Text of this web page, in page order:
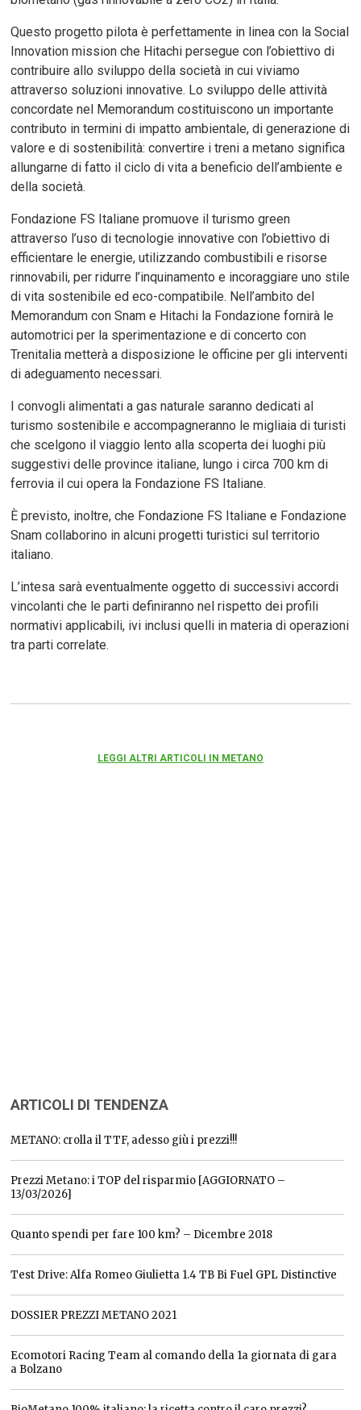
Questo progetto pilota è perfettamente in linea con la Social
Innovation mission che Hitachi persegue con l’obiettivo di
contribuire allo sviluppo della società in cui viviamo
attraverso soluzioni innovative. Lo sviluppo delle attività
concordate nel Memorandum costituiscono un importante
contributo in termini di impatto ambientale, di generazione di
valore e di sostenibilità: convertire i treni a metano significa
allungarne di fatto il ciclo di vita a beneficio dell’ambiente e
della società.
Fondazione FS Italiane promuove il turismo green
attraverso l’uso di tecnologie innovative con l’obiettivo di
efficientare le energie, utilizzando combustibili e risorse
rinnovabili, per ridurre l’inquinamento e incoraggiare uno stile
di vita sostenibile ed eco-compatibile. Nell’ambito del
Memorandum con Snam e Hitachi la Fondazione fornirà le
automotrici per la sperimentazione e di concerto con
Trenitalia metterà a disposizione le officine per gli interventi
di adeguamento necessari.
I convogli alimentati a gas naturale saranno dedicati al
turismo sostenibile e accompagneranno le migliaia di turisti
che scelgono il viaggio lento alla scoperta dei luoghi più
suggestivi delle province italiane, lungo i circa 700 km di
ferrovia il cui opera la Fondazione FS Italiane.
È previsto, inoltre, che Fondazione FS Italiane e Fondazione
Snam collaborino in alcuni progetti turistici sul territorio
italiano.
L’intesa sarà eventualmente oggetto di successivi accordi
vincolanti che le parti definiranno nel rispetto dei profili
normativi applicabili, ivi inclusi quelli in materia di operazioni
tra parti correlate.
LEGGI ALTRI ARTICOLI IN METANO
ARTICOLI DI TENDENZA
METANO: crolla il TTF, adesso giù i prezzi!!!
Prezzi Metano: i TOP del risparmio [AGGIORNATO –
13/03/2026]
Quanto spendi per fare 100 km? – Dicembre 2018
Test Drive: Alfa Romeo Giulietta 1.4 TB Bi Fuel GPL Distinctive
DOSSIER PREZZI METANO 2021
Ecomotori Racing Team al comando della 1a giornata di gara
a Bolzano